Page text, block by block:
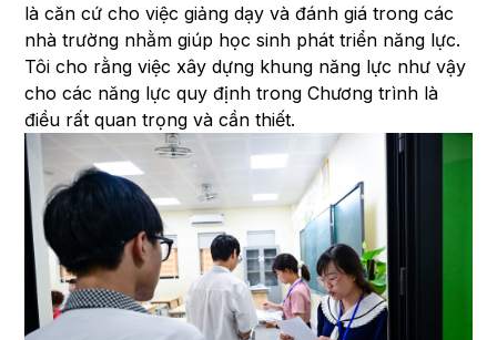
là căn cứ cho việc giảng dạy và đánh giá trong các
nhà trường nhằm giúp học sinh phát triển năng lực.
Tôi cho rằng việc xây dựng khung năng lực như vậy
cho các năng lực quy định trong Chương trình là
điều rất quan trọng và cần thiết.